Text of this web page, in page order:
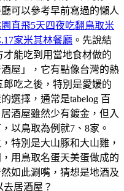
可以參考早前寫過的懶人
直飛5天四夜吃翻鳥取米
家米其林餐廳 。先說結
能吃到用當地食材做的
屋」，它有點像台灣的熱
吃之後，特別是愛媛的
選擇，通常是tabelog 百
酒屋雖然少有鍍金，但入
以鳥取為例就7、8家。
特別是大山豚和大山雞，
用鳥取名蛋天美蛋做成的
如此涮嘴，猜想是地酒及
居酒屋？